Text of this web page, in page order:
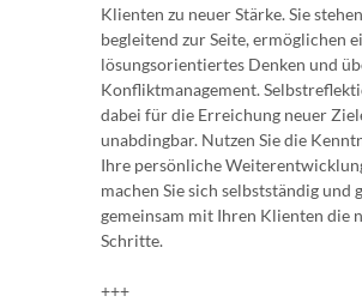
Klienten zu neuer Stärke. Sie stehen
begleitend zur Seite, ermöglichen
lösungsorientiertes Denken und
Konfliktmanagement.
dabei für die Erreichung neuer
unabdingbar. Nutzen Sie die
Ihre persönliche
machen Sie sich selbstständig und
gemeinsam mit Ihren Klienten die
Schritte.
+++